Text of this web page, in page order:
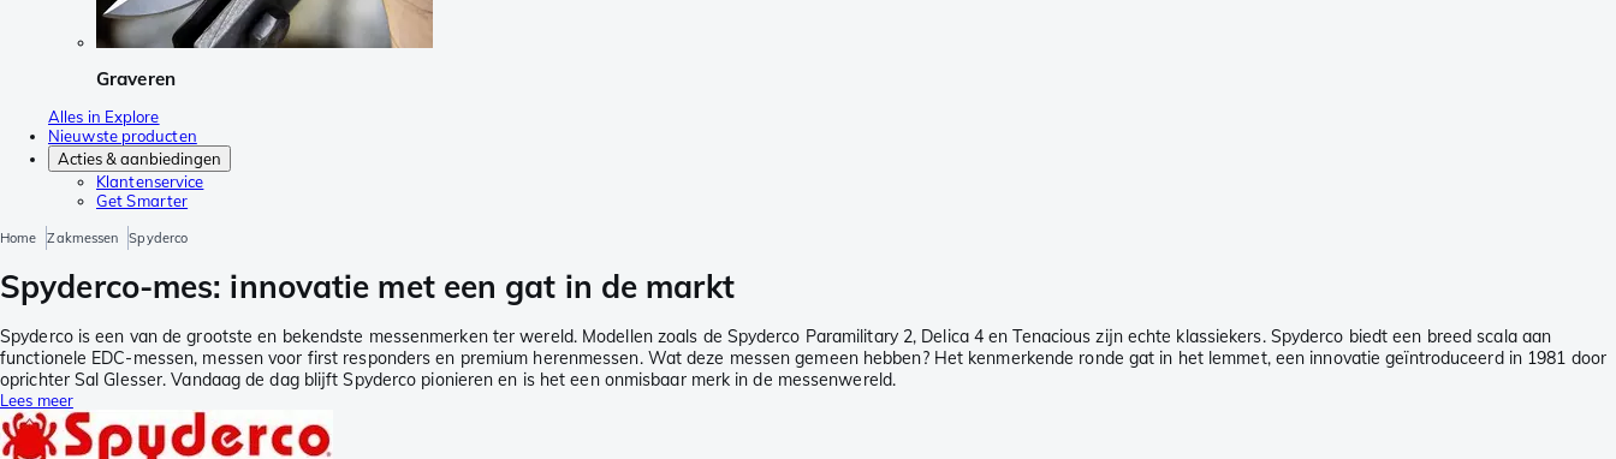
Graveren
Alles in Explore
Nieuwste producten
Acties & aanbiedingen
Klantenservice
Get Smarter
Home Zakmessen Spyderco
Spyderco-mes: innovatie met een gat in de markt
Spyderco is een van de grootste en bekendste messenmerken ter wereld. Modellen zoals de Spyderco Paramilitary 2, Delica 4 en Tenacious zijn echte klassiekers. Spyderco biedt een breed scala aan
functionele EDC-messen, messen voor first responders en premium herenmessen. Wat deze messen gemeen hebben? Het kenmerkende ronde gat in het lemmet, een innovatie geïntroduceerd in 1981 door
oprichter Sal Glesser. Vandaag de dag blijft Spyderco pionieren en is het een onmisbaar merk in de messenwereld.
Lees meer